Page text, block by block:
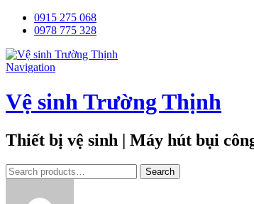
0915 275 068
0978 775 328
Navigation
Vệ sinh Trường Thịnh
Thiết bị vệ sinh | Máy hút bụi
Tìm
kiếm:
Search